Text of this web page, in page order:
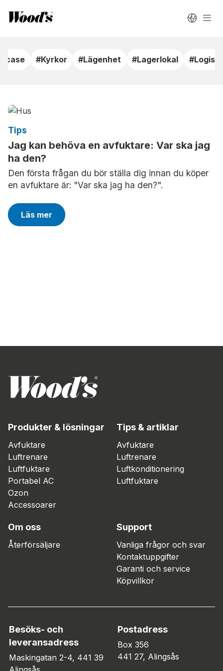
#Kyrkor #Lägenhet #Lagerlokal
Tips
Jag kan behöva en avfuktare: Var ska jag
ha den?
Den första frågan du bör ställa dig innan du köper
en avfuktare är: "Var ska jag ha den?".
Läs mer
Produkter & lösningar
Avfuktare
Luftrenare
Luftfuktare
Portabel AC
Ozon
Accessoarer
Tips & artiklar
Avfuktare
Luftrenare
Luftkonditionering
Luftfuktare
Om oss
Återförsäljare
Support
Vanliga frågor och svar
Kontaktuppgifter
Garanti och service
Köpvillkor
Besöks- och
leveransadress
Maskingatan 2-4, 441 39
Postadress
Box 356
441 27, Alingsås